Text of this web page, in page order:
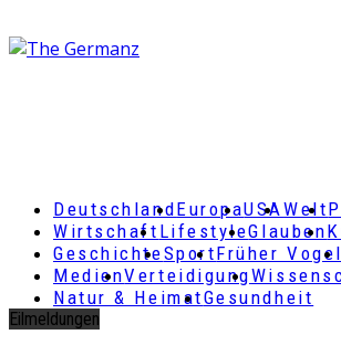
DeutschlandEuropaUSAWelt
Wirtschaft LifestyleGlauben
GeschichteSportFrüher Vogel
MedienVerteidigung
Natur & HeimatGesundheit
Eilmeldungen